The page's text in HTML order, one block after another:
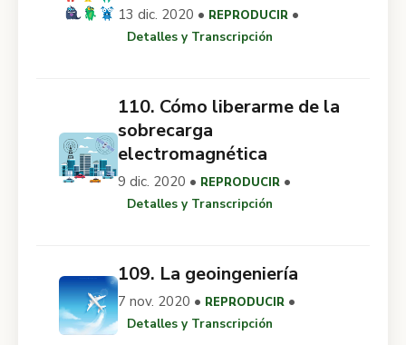
13 dic. 2020 • REPRODUCIR •
Detalles y Transcripción
110. Cómo liberarme de la
sobrecarga
electromagnética
9 dic. 2020 • REPRODUCIR •
Detalles y Transcripción
109. La geoingeniería
7 nov. 2020 • REPRODUCIR •
Detalles y Transcripción